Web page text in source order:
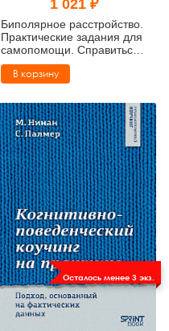
1 021 ₽
Биполярное расстройство.
Практические задания для
самопомощи. Справиться
с повторяющимися
эпизодами депрессии и
контролировать приступы
В корзину
Осталось менее 3 экз.